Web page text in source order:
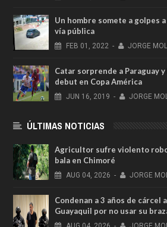
Un hombre somete a golpes
vía pública
FEB 01, 2022 - JORGE
Catar sorprende a Paraguay
debut en Copa América
JUN 16, 2019 - JORGE
ÚLTIMAS NOTICIAS
Agricultor sufre violento
bala en Chimoré
AUG 04, 2026 - JORGE
Condenan a 3 años de cárcel
Guayaquil por no usar su